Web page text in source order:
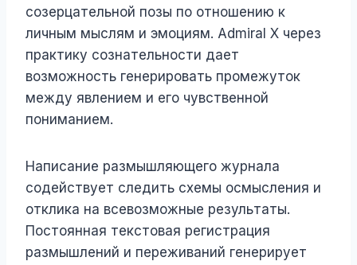
созерцательной позы по отношению к
личным мыслям и эмоциям. Admiral X через
практику сознательности дает
возможность генерировать промежуток
между явлением и его чувственной
пониманием.
Написание размышляющего журнала
содействует следить схемы осмысления и
отклика на всевозможные результаты.
Постоянная текстовая регистрация
размышлений и переживаний генерирует